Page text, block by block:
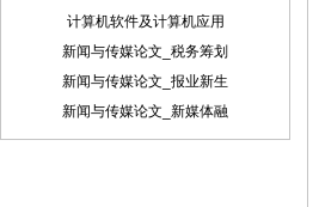
经济责任的权利。 二、投稿方式： 1、 请
稿件，请注明出处并附带原文。 3、 请按
稿件内容投递到相关编辑信箱 三、稿件著
作权： 1、 投稿人保证其向我方所投之作
计算机软件及计算机应用
新闻与传媒论文_税务筹划
新闻与传媒论文_报业新生
新闻与传媒论文_新媒体融